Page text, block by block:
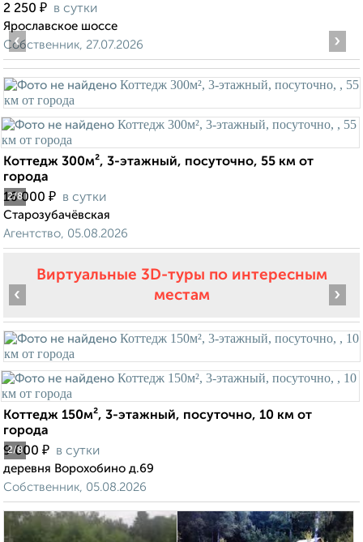
2 250 ₽ в сутки
Ярославское шоссе
Собственник, 27.07.2026
2/8
‹ ›
Коттедж 300м², 3-этажный, посуточно, 55 км от
города
16 000 ₽ в сутки
Старозубачёвская
Агентство, 05.08.2026
Виртуальные 3D-туры по интересным
местам
2/8
‹ ›
Коттедж 150м², 3-этажный, посуточно, 10 км от
города
9 000 ₽ в сутки
деревня Ворохобино д.69
Собственник, 05.08.2026